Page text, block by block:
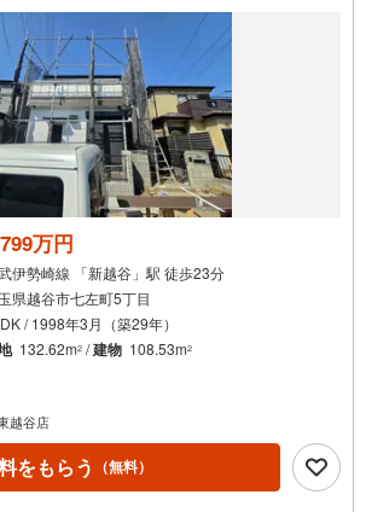
万円
伊勢崎線 「新越谷」駅 徒歩23分
県越谷市七左町5丁目
/ 1998年3月（築29年）
132.62m2 /建物 108.53m2
越谷店
をもらう （無料）